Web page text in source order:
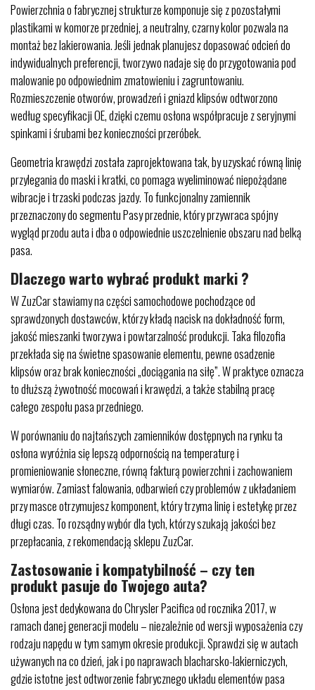
Powierzchnia o fabrycznej strukturze komponuje się z pozostałymi
plastikami w komorze przedniej, a neutralny, czarny kolor pozwala na
montaż bez lakierowania. Jeśli jednak planujesz dopasować odcień do
indywidualnych preferencji, tworzywo nadaje się do przygotowania pod
malowanie po odpowiednim zmatowieniu i zagruntowaniu.
Rozmieszczenie otworów, prowadzeń i gniazd klipsów odtworzono
według specyfikacji OE, dzięki czemu osłona współpracuje z seryjnymi
spinkami i śrubami bez konieczności przeróbek.
Geometria krawędzi została zaprojektowana tak, by uzyskać równą linię
przylegania do maski i kratki, co pomaga wyeliminować niepożądane
wibracje i trzaski podczas jazdy. To funkcjonalny zamiennik
przeznaczony do segmentu Pasy przednie, który przywraca spójny
wygląd przodu auta i dba o odpowiednie uszczelnienie obszaru nad belką
pasa.
Dlaczego warto wybrać produkt marki ?
W ZuzCar stawiamy na części samochodowe pochodzące od
sprawdzonych dostawców, którzy kładą nacisk na dokładność form,
jakość mieszanki tworzywa i powtarzalność produkcji. Taka filozofia
przekłada się na świetne spasowanie elementu, pewne osadzenie
klipsów oraz brak konieczności „dociągania na siłę”. W praktyce oznacza
to dłuższą żywotność mocowań i krawędzi, a także stabilną pracę
całego zespołu pasa przedniego.
W porównaniu do najtańszych zamienników dostępnych na rynku ta
osłona wyróżnia się lepszą odpornością na temperaturę i
promieniowanie słoneczne, równą fakturą powierzchni i zachowaniem
wymiarów. Zamiast falowania, odbarwień czy problemów z układaniem
przy masce otrzymujesz komponent, który trzyma linię i estetykę przez
długi czas. To rozsądny wybór dla tych, którzy szukają jakości bez
przepłacania, z rekomendacją sklepu ZuzCar.
Zastosowanie i kompatybilność – czy ten
produkt pasuje do Twojego auta?
Osłona jest dedykowana do Chrysler Pacifica od rocznika 2017, w
ramach danej generacji modelu – niezależnie od wersji wyposażenia czy
rodzaju napędu w tym samym okresie produkcji. Sprawdzi się w autach
używanych na co dzień, jak i po naprawach blacharsko-lakierniczych,
gdzie istotne jest odtworzenie fabrycznego układu elementów pasa